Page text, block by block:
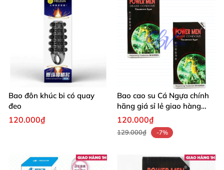
Bao đôn khúc bi có quay
đeo
120.000₫
Bao cao su Cá Ngựa chính
hãng giá sỉ lẻ giao hàng
toàn quốc
120.000₫
129.000₫ -7%